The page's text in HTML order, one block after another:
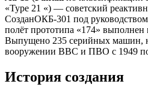
«Type 21 «) — советский
СозданОКБ-301 под
полёт прототипа «174» выполнен
Выпущено 235 серийных машин,
вооружении ВВС и ПВО с 1949
История создания